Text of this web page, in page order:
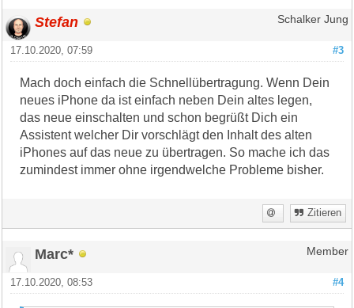
Stefan Schalker Jung
#3
17.10.2020, 07:59
Mach doch einfach die Schnellübertragung. Wenn Dein
neues iPhone da ist einfach neben Dein altes legen,
das neue einschalten und schon begrüßt Dich ein
Assistent welcher Dir vorschlägt den Inhalt des alten
iPhones auf das neue zu übertragen. So mache ich das
zumindest immer ohne irgendwelche Probleme bisher.
Zitieren
Marc* Member
#4
17.10.2020, 08:53